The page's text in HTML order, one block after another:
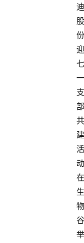
迪
股
份
迎
七
一
支
部
共
建
活
动
在
生
物
谷
举